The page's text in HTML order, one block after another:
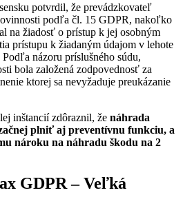
potvrdil, že prevádzkovateľ
podľa čl. 15 GDPR, nakoľko
na žiadosť o prístup k jej osobným
prístupu k žiadaným údajom v lehote
názoru príslušného súdu,
bola založená zodpovednosť za
ktorej sa nevyžaduje preukázanie
inštancií zdôraznil, že náhrada
plniť aj preventívnu funkciu, a
nároku na náhradu škodu na 2
GDPR – Veľká